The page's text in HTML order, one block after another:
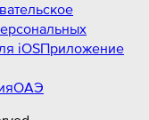
iOSПриложение
ОАЭ